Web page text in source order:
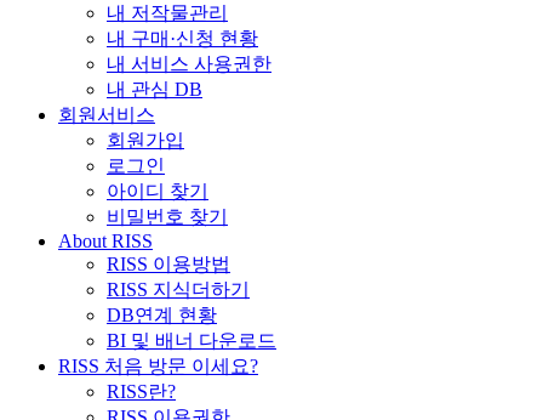
내 저작물관리
내 구매·신청 현황
내 서비스 사용권한
내 관심 DB
회원서비스
회원가입
로그인
아이디 찾기
비밀번호 찾기
About RISS
RISS 이용방법
RISS 지식더하기
DB연계 현황
BI 및 배너 다운로드
RISS 처음 방문 이세요?
RISS란?